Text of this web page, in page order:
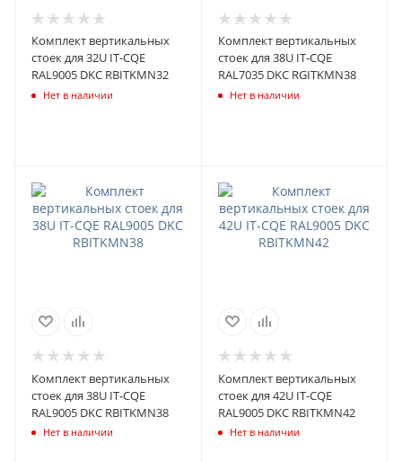
Комплект вертикальных
стоек для 32U IT-CQE
RAL9005 DKC RBITKMN32
Нет в наличии
Комплект вертикальных
стоек для 38U IT-CQE
RAL7035 DKC RGITKMN38
Нет в наличии
Комплект вертикальных
стоек для 38U IT-CQE
RAL9005 DKC RBITKMN38
Нет в наличии
Комплект вертикальных
стоек для 42U IT-CQE
RAL9005 DKC RBITKMN42
Нет в наличии